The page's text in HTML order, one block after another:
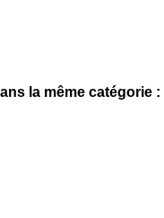
la même catégorie :